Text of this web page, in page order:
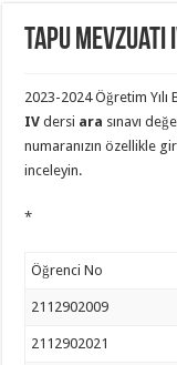
Tapu
2023-2024 Öğretim Yılı
IV dersi ara sınavı
numaranızın özellikle
inceleyin.
*
Öğrenci No
2112902009
2112902021